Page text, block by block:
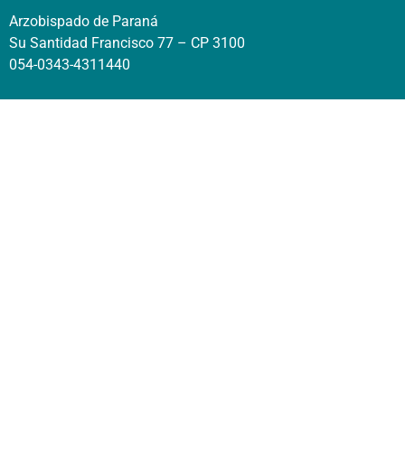
Arzobispado de Paraná
Su Santidad Francisco 77 – CP 3100
054-0343-4311440